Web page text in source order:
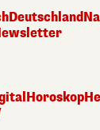
Deutschland
Horoskop